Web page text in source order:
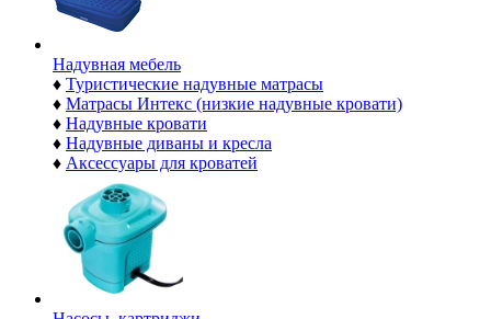
Надувная мебель
♦ Туристические надувные матрасы
♦ Матрасы Интекс (низкие надувные кровати)
♦ Надувные кровати
♦ Надувные диваны и кресла
♦ Аксессуары для кроватей